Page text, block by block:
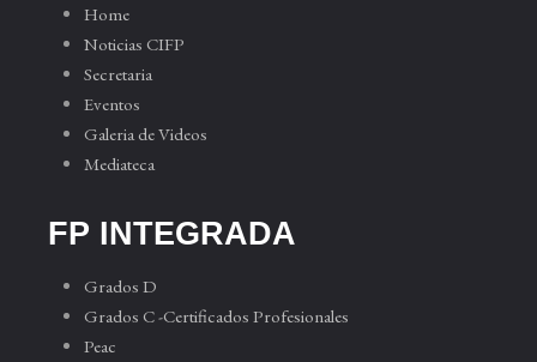
Home
Noticias CIFP
Secretaria
Eventos
Galeria de Videos
Mediateca
FP INTEGRADA
Grados D
Grados C -Certificados Profesionales
Peac